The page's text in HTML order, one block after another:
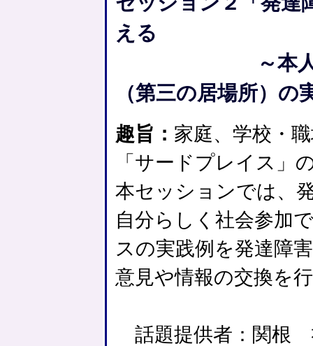
える
～本人主体に
（第三の居場所）の
趣旨： 家庭、学校・
「サードプレイス」
本セッションでは、
自分らしく社会参加
スの実践例を発達障
意見や情報の交換を
話題提供者：関根